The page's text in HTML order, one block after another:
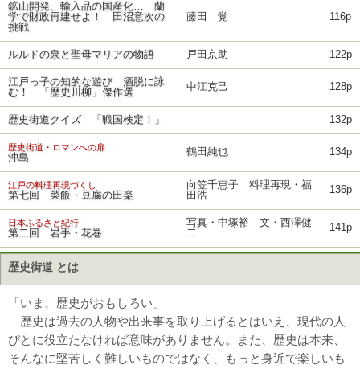
鉱山開発、輸入品の国産化… 蘭
学で財政再建せよ！ 田沼意次の
挑戦
藤田 覚 116p
ルルドの泉と聖母マリアの物語 戸田京助 122p
江戸っ子の知的な遊び 酒脱に詠
む！ 「歴史川柳」傑作選
中江克己 128p
歴史街道クイズ 「戦国検定！」 132p
歴史街道・ロマンへの扉
沖島 鶴田純也 134p
江戸の料理再現づくし
第七回 菜飯・豆腐の田楽
向笠千恵子 料理再現・福
田浩
136p
日本ふるさと紀行
第二回 岩手・花巻
写真・中塚裕 文・西澤健
二
141p
歴史街道 とは
「いま、歴史がおもしろい」
歴史は過去の人物や出来事を取り上げるとはいえ、現代の人
びとに役立たなければ意味がありません。また、歴史は本来、
そんなに堅苦しく難しいものではなく、もっと身近で楽しいも